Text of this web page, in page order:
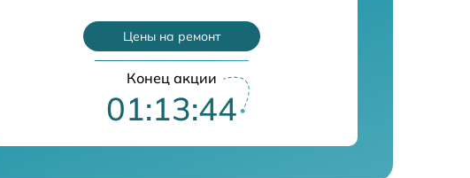
Цены на ремонт
Конец акции
01:13:43